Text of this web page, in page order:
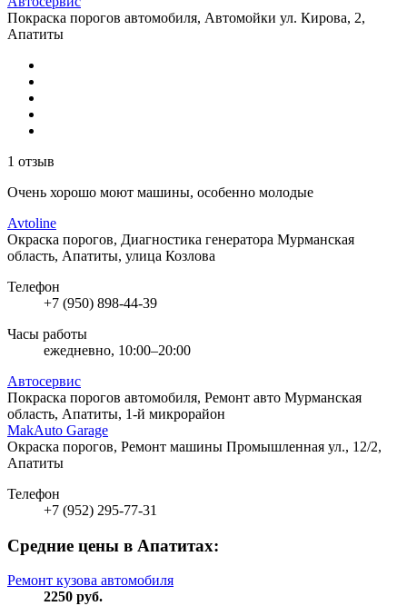
Покраска порогов автомобиля, Автомойки ул. Кирова, 2,
Апатиты
1 отзыв
Очень хорошо моют машины, особенно молодые
Avtoline
Окраска порогов, Диагностика генератора Мурманская
область, Апатиты, улица Козлова
Телефон
+7 (950) 898-44-39
Часы работы
ежедневно, 10:00–20:00
Автосервис
Покраска порогов автомобиля, Ремонт авто Мурманская
область, Апатиты, 1-й микрорайон
MakAuto Garage
Окраска порогов, Ремонт машины Промышленная ул., 12/2,
Апатиты
Телефон
+7 (952) 295-77-31
Средние цены в Апатитах:
Ремонт кузова автомобиля
2250 руб.